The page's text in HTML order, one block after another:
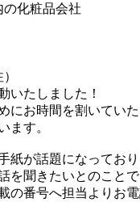
の化粧品会社
いたしました！
にお時間を割いていた
ます。
紙が話題になっており
を聞きたいとのことで
の番号へ担当よりお電